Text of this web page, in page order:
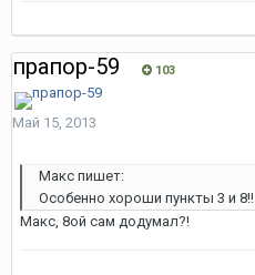
прапор-59 103
Май 15, 2013
Макс пишет:
Особенно хороши пункты 3 и 8!!
Макс, 8ой сам додумал?!